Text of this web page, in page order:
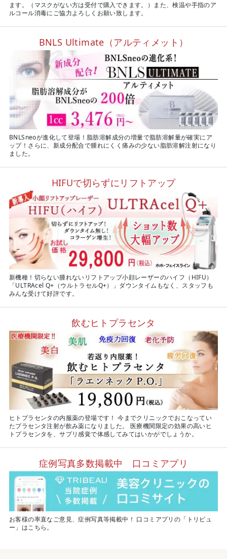
ます。（マスクがない方は受付で購入できます。）また、検温や手指のア
ルコール消毒にご協力よろしくお願い致します。
BNLS Ultimate（アルティメット）
BNLSneoが進化して登場！脂肪溶解成分の増量で脂肪溶解量が確実にア
ップ！さらに、新成分配合で腫れにくく痛みの少ない脂肪溶解注射になり
ました。
HIFUで切らずにリフトアップ
新機種！切らない腫れないリフトアップ小顔レーザーのハイフ（HIFU）
「ULTRAcel Q+（ウルトラセルQ+）」ダウンタイムもなく、スタッフも
みんな受けて好評です。
飲むヒトプラセンタ
ヒトプラセンタの内服薬の登場です！ 今までクリニックでおこなってい
たプラセンタ注射が飲み薬になりました。 医療機関限定の効果の高いヒ
トプラセンタを、サプリ感覚で体感してみてはいかがでしょうか。
症例写真多数掲載中 口コミアプリ
お客様の率直なご意見、症例写真等掲載中！ 口コミアプリの「トリビュ
ー」はこちら。